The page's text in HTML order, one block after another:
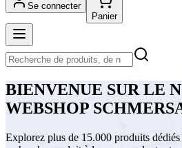
Se connecter
Panier
BIENVENUE SUR LE
WEBSHOP
Explorez plus de 15.000 produits